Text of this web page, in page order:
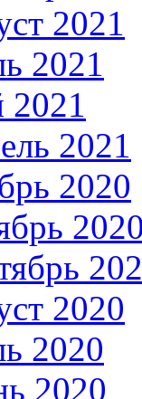
2021
2021
2021
2020
2020
2020
2020